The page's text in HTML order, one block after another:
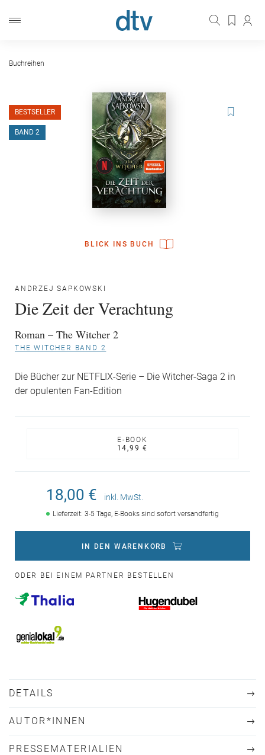
Buchreihen
BLICK INS BUCH
BESTSELLER
BAND 2
ANDRZEJ SAPKOWSKI
Die Zeit der Verachtung
Roman – The Witcher 2
THE WITCHER BAND 2
Die Bücher zur NETFLIX-Serie – Die Witcher-Saga 2 in
der opulenten Fan-Edition
E-BOOK
14,99 €
18,00 € inkl. MwSt.
Lieferzeit: 3-5 Tage, E-Books sind sofort versandfertig
IN DEN WARENKORB
ODER BEI EINEM PARTNER BESTELLEN
DETAILS
AUTOR*INNEN
PRESSEMATERIALIEN